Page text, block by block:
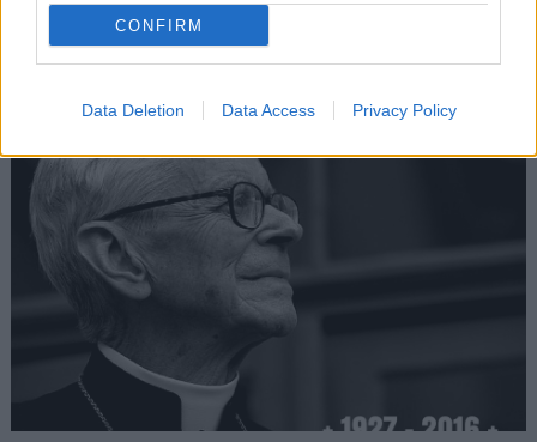
CONFIRM
Data Deletion Data Access Privacy Policy
Kard. Sarah: Obrzędów nie można arbitralnie znosić